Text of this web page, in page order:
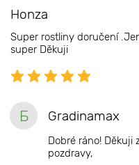
Honza
Super rostliny doručení
super Děkuji
Б Gradinamax
Dobré ráno! Děkuji
pozdravy,